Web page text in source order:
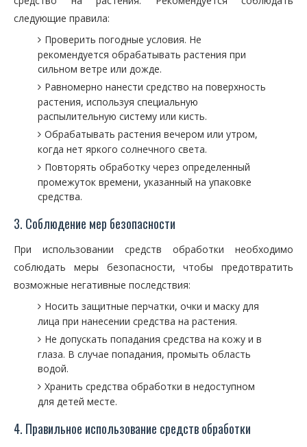
следующие правила:
Проверить погодные условия. Не
рекомендуется обрабатывать растения при
сильном ветре или дожде.
Равномерно нанести средство на поверхность
растения, используя специальную
распылительную систему или кисть.
Обрабатывать растения вечером или утром,
когда нет яркого солнечного света.
Повторять обработку через определенный
промежуток времени, указанный на упаковке
средства.
3. Соблюдение мер безопасности
При использовании средств обработки необходимо
соблюдать меры безопасности, чтобы предотвратить
возможные негативные последствия:
Носить защитные перчатки, очки и маску для
лица при нанесении средства на растения.
Не допускать попадания средства на кожу и в
глаза. В случае попадания, промыть область
водой.
Хранить средства обработки в недоступном
для детей месте.
4. Правильное использование средств обработки